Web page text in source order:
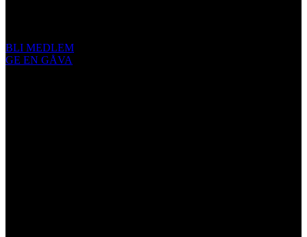
BLI MEDLEM
GE EN GÅVA